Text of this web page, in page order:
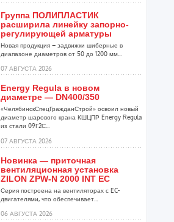
Группа ПОЛИПЛАСТИК
расширила линейку запорно-
регулирующей арматуры
Новая продукция – задвижки шиберные в
диапазоне диаметров от 50 до 1200 мм...
07 АВГУСТА 2026
Energy Regula в новом
диаметре — DN400/350
«ЧелябинскСпецГражданСтрой» освоил новый
диаметр шарового крана КШЦПР Energy Regula
из стали 09Г2С...
07 АВГУСТА 2026
Новинка — приточная
вентиляционная установка
ZILON ZPW-N 2000 INT EC
Серия построена на вентиляторах с EC-
двигателями, что обеспечивает...
06 АВГУСТА 2026